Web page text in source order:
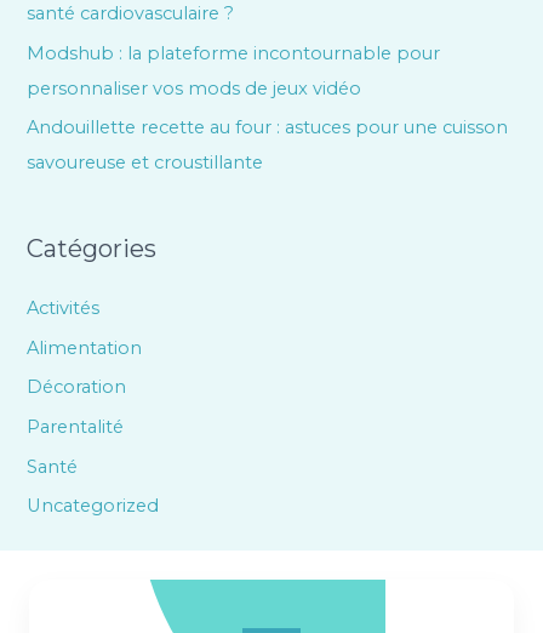
santé cardiovasculaire ?
Modshub : la plateforme incontournable pour
personnaliser vos mods de jeux vidéo
Andouillette recette au four : astuces pour une cuisson
savoureuse et croustillante
Catégories
Activités
Alimentation
Décoration
Parentalité
Santé
Uncategorized